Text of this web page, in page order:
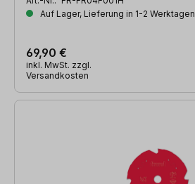
Auf Lager, Lieferung in 1-2 Werktagen
69,90 €
inkl. MwSt. zzgl.
Versandkosten